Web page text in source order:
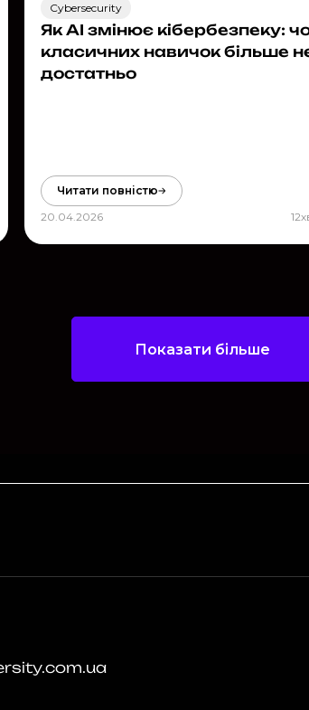
Cybersecurity
Як AI змінює кібербезпеку:
класичних навичок більше
достатньо
Читати повністю
20.04.2026
12
Показати більше